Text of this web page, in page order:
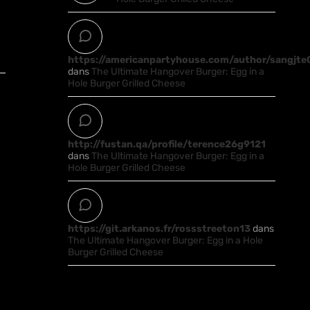
https://americanpartyhouse.com/author/
dansThe Ultimate Hangover Burger: Egg in a
Hole Burger Grilled Cheese
http://fustan.qa/profile/terence26g9121
dansThe Ultimate Hangover Burger: Egg in a
Hole Burger Grilled Cheese
https://git.arkanos.fr/rossstreeton13dans
The Ultimate Hangover Burger: Egg in a Hole
Burger Grilled Cheese